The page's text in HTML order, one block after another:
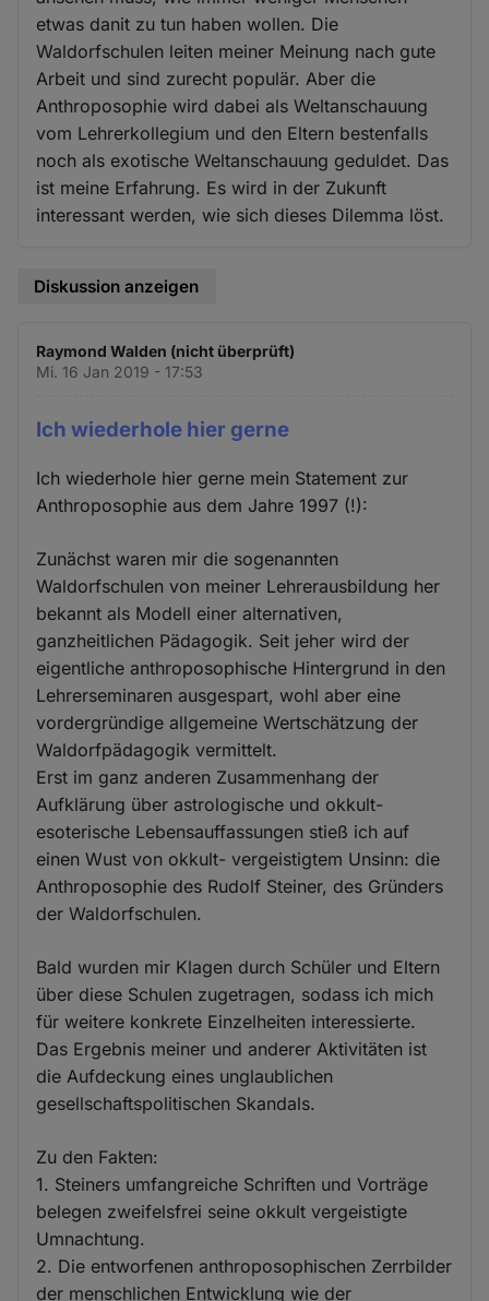
etwas danit zu tun haben wollen. Die
Waldorfschulen leiten meiner Meinung nach gute
Arbeit und sind zurecht populär. Aber die
Anthroposophie wird dabei als Weltanschauung
vom Lehrerkollegium und den Eltern bestenfalls
noch als exotische Weltanschauung geduldet. Das
ist meine Erfahrung. Es wird in der Zukunft
interessant werden, wie sich dieses Dilemma löst.
Diskussion anzeigen
Raymond Walden (nicht überprüft)
Mi. 16 Jan 2019 - 17:53
Ich wiederhole hier gerne
Ich wiederhole hier gerne mein Statement zur
Anthroposophie aus dem Jahre 1997 (!):
Zunächst waren mir die sogenannten
Waldorfschulen von meiner Lehrerausbildung her
bekannt als Modell einer alternativen,
ganzheitlichen Pädagogik. Seit jeher wird der
eigentliche anthroposophische Hintergrund in den
Lehrerseminaren ausgespart, wohl aber eine
vordergründige allgemeine Wertschätzung der
Waldorfpädagogik vermittelt.
Erst im ganz anderen Zusammenhang der
Aufklärung über astrologische und okkult-
esoterische Lebensauffassungen stieß ich auf
einen Wust von okkult- vergeistigtem Unsinn: die
Anthroposophie des Rudolf Steiner, des Gründers
der Waldorfschulen.
Bald wurden mir Klagen durch Schüler und Eltern
über diese Schulen zugetragen, sodass ich mich
für weitere konkrete Einzelheiten interessierte.
Das Ergebnis meiner und anderer Aktivitäten ist
die Aufdeckung eines unglaublichen
gesellschaftspolitischen Skandals.
Zu den Fakten:
1. Steiners umfangreiche Schriften und Vorträge
belegen zweifelsfrei seine okkult vergeistigte
Umnachtung.
2. Die entworfenen anthroposophischen Zerrbilder
der menschlichen Entwicklung wie der